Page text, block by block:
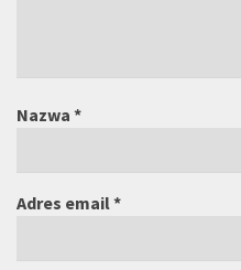
Nazwa *
Adres email*